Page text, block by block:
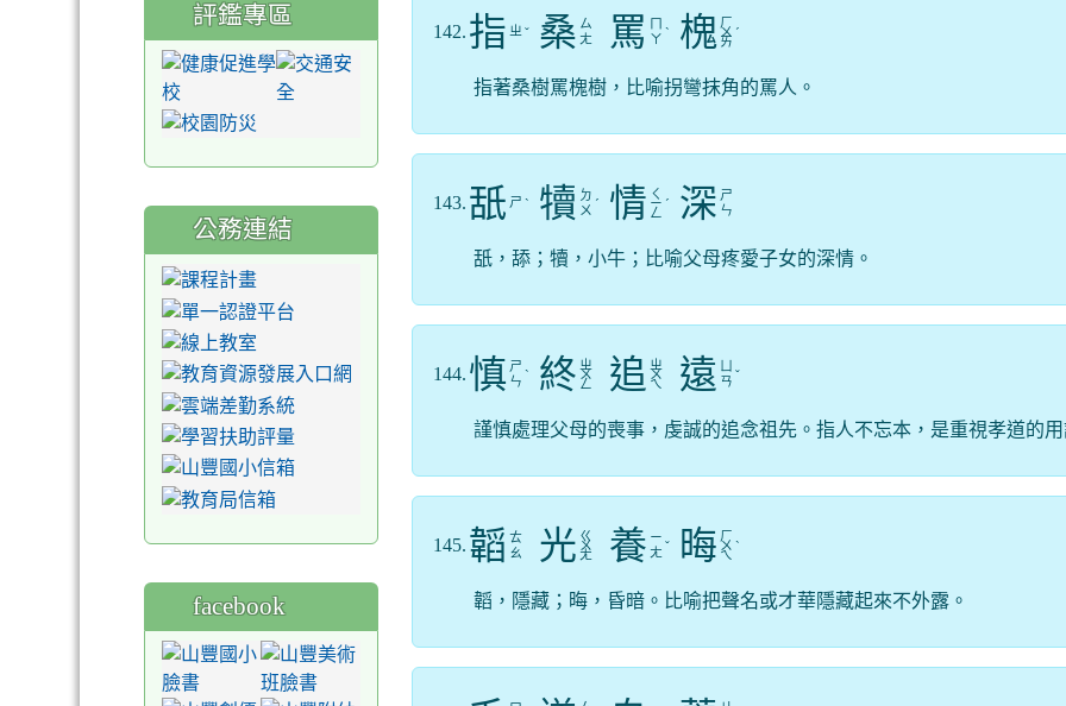
142. 指 ㄓ ˇ 桑 ㄙ
ㄤ
罵 ㄇ
ㄚ ˋ 槐 ㄏ
ㄨ
ㄞ
ˊ
指著桑樹罵槐樹，比喻拐彎抹角的罵人。
143. 舐 ㄕ ˋ 犢 ㄉ
ㄨ ˊ 情 ㄑ
ㄧ
ㄥ
ˊ 深 ㄕ
ㄣ
舐，舔；犢，小牛；比喻父母疼愛子女的深情。
144. 慎 ㄕ
ㄣ ˋ 終 ㄓ
ㄨ
ㄥ 追 ㄓ
ㄨ
ㄟ 遠 ㄢ ˇ
謹慎處理父母的喪事，虔誠的追念祖先。指人不忘本，是重視孝道的
145. 韜 ㄊ
ㄠ
光 ㄍ
ㄨ
ㄤ 養 ㄧ
ㄤ ˇ 晦 ㄏ
ㄨ
ㄟ
ˋ
韜，隱藏；晦，昏暗。比喻把聲名或才華隱藏起來不外露。
評鑑專區
公務連結
facebook